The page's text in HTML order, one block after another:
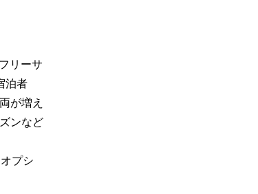
リーサ
泊者
が増え
ンなど
プシ